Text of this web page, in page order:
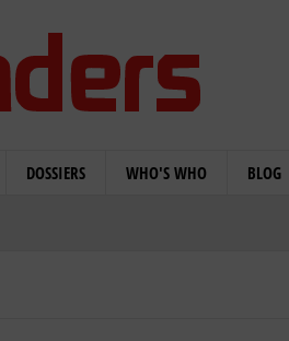
DOSSIERS WHO'S WHO BLOG